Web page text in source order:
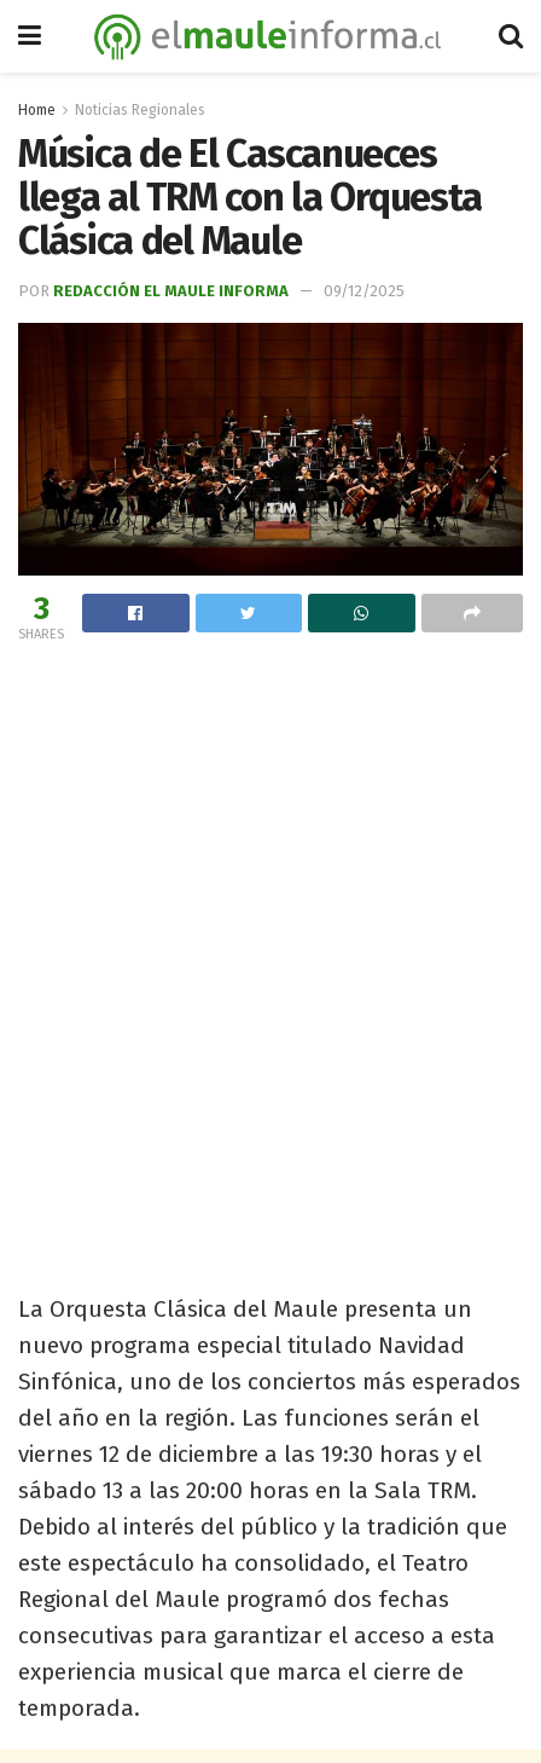
Home Noticias Regionales
Música de El Cascanueces
llega al TRM con la Orquesta
Clásica del Maule
POR REDACCIÓN EL MAULE INFORMA 09/12/2025
3
SHARES
La Orquesta Clásica del Maule presenta un
nuevo programa especial titulado Navidad
Sinfónica, uno de los conciertos más esperados
del año en la región. Las funciones serán el
viernes 12 de diciembre a las 19:30 horas y el
sábado 13 a las 20:00 horas en la Sala TRM.
Debido al interés del público y la tradición que
este espectáculo ha consolidado, el Teatro
Regional del Maule programó dos fechas
consecutivas para garantizar el acceso a esta
experiencia musical que marca el cierre de
temporada.